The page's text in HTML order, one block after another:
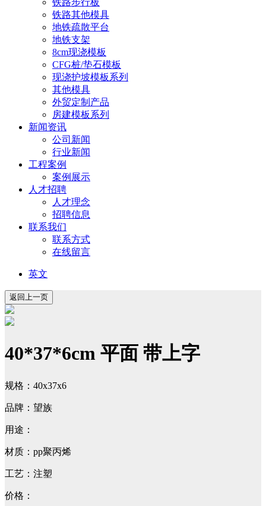
铁路其他模具
地铁疏散平台
地铁支架
8cm现浇模板
CFG桩/垫石模板
现浇护坡模板系列
其他模具
外贸定制产品
房建模板系列
新闻资讯
公司新闻
行业新闻
工程案例
案例展示
人才招聘
人才理念
招聘信息
联系我们
联系方式
在线留言
英文
40*37*6cm 平面 带上字
规格：40x37x6
品牌：望族
用途：
材质：pp聚丙烯
工艺：注塑
价格：